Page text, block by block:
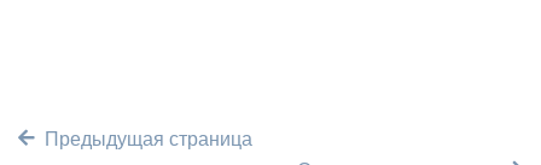
Предыдущая страница